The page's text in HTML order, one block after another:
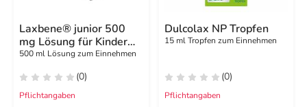
Laxbene® junior 500
mg Lösung für Kinder
von 6 Monaten - 8 Jahre
500 ml Lösung zum Einnehmen
(0)
Pflichtangaben
Dulcolax NP Tropfen
15 ml Tropfen zum Einnehmen
(0)
Pflichtangaben